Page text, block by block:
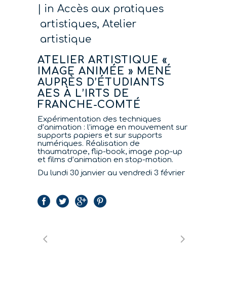
in Accès aux pratiques
artistiques, Atelier
artistique
ATELIER ARTISTIQUE «
IMAGE ANIMÉE » MENÉ
AUPRÈS D’ÉTUDIANTS
AES À L’IRTS DE
FRANCHE-COMTÉ
Expérimentation des techniques
d’animation : l’image en mouvement sur
supports papiers et sur supports
numériques. Réalisation de
thaumatrope, flip-book, image pop-up
et films d’animation en stop-motion.
Du lundi 30 janvier au vendredi 3 février